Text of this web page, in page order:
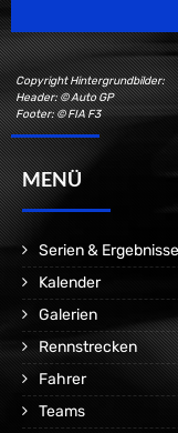
Copyright Hintergrundbilder:
Header: © Auto GP
Footer: © FIA F3
MENÜ
Serien & Ergebnisse
Kalender
Galerien
Rennstrecken
Fahrer
Teams